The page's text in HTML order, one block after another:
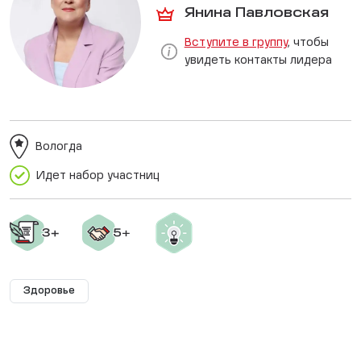
Янина Павловская
Вступите в группу, чтобы
увидеть контакты лидера
Идет набор участниц
Вологда
Здоровье